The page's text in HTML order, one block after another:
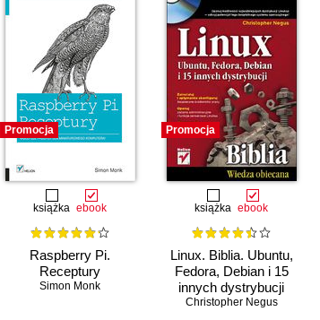
Promocja
książka ebook
Raspberry Pi.
Receptury
Simon Monk
Promocja
książka ebook
Linux. Biblia. Ubuntu,
Fedora, Debian i 15
innych dystrybucji
Christopher Negus